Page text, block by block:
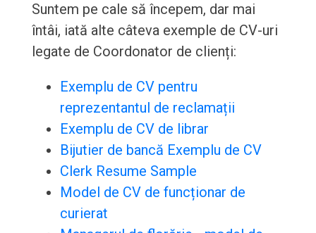
Suntem pe cale să începem, dar mai
întâi, iată alte câteva exemple de CV-uri
legate de Coordonator de clienți:
Exemplu de CV pentru
reprezentantul de reclamații
Exemplu de CV de librar
Bijutier de bancă Exemplu de CV
Clerk Resume Sample
Model de CV de funcționar de
curierat